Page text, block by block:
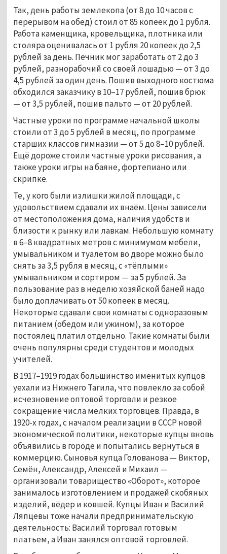
Так, день работы землекопа (от 8 до 10 часов с
перерывом на обед) стоил от 85 копеек до 1 рубля.
Работа каменщика, кровельщика, плотника или
столяра оценивалась от 1 рубля 20 копеек до 2,5
рублей за день. Печник мог заработать от 2 до 3
рублей, разнорабочий со своей лошадью — от 3 до
4,5 рублей за один день. Пошив выходного костюма
обходился заказчику в 10–17 рублей, пошив брюк
— от 3,5 рублей, пошив пальто — от 20 рублей.
Частные уроки по программе начальной школы
стоили от 3 до 5 рублей в месяц, по программе
старших классов гимназии — от 5 до 8–10 рублей.
Ещё дороже стоили частные уроки рисования, а
также уроки игры на баяне, фортепиано или
скрипке.
Те, у кого были излишки жилой площади, с
удовольствием сдавали их внаём. Цены зависели
от местоположения дома, наличия удобств и
близости к рынку или лавкам. Небольшую комнату
в 6–8 квадратных метров с минимумом мебели,
умывальником и туалетом во дворе можно было
снять за 3,5 рубля в месяц, с «тёплыми»
умывальником и сортиром — за 5 рублей. За
пользование раз в неделю хозяйской баней надо
было доплачивать от 50 копеек в месяц.
Некоторые сдавали свои комнаты с одноразовым
питанием (обедом или ужином), за которое
постоялец платил отдельно. Такие комнаты были
очень популярны среди студентов и молодых
учителей.
В 1917–1919 годах большинство именитых купцов
уехали из Нижнего Тагила, что повлекло за собой
исчезновение оптовой торговли и резкое
сокращение числа мелких торговцев. Правда, в
1920-х годах, с началом реализации в СССР новой
экономической политики, некоторые купцы вновь
объявились в городе и попытались вернуться в
коммерцию. Сыновья купца Голованова — Виктор,
Семён, Александр, Алексей и Михаил —
организовали товарищество «Оборот», которое
занималось изготовлением и продажей скобяных
изделий, вёдер и ковшей. Купцы Иван и Василий
Ляпцевы тоже начали предпринимательскую
деятельность: Василий торговал готовым
платьем, а Иван занялся оптовой торговлей.